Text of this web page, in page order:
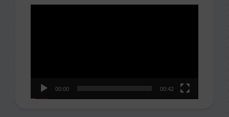
00:00 00:42